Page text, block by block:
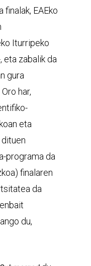
EAEko
Iturripeko
eta zabalik da
gura
. Oro har,
eta
programa da
finalaren
da
du,